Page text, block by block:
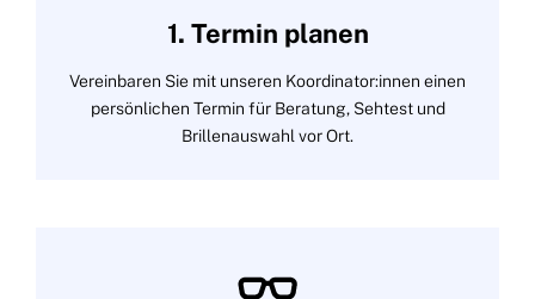
1. Termin planen
Vereinbaren Sie mit unseren Koordinator:innen einen
persönlichen Termin für Beratung, Sehtest und
Brillenauswahl vor Ort.